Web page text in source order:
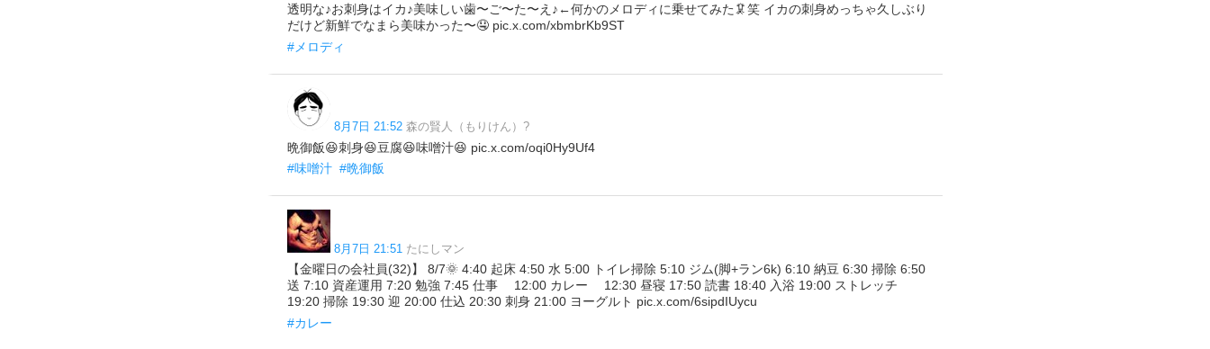
透明な♪お刺身はイカ♪美味しい歯〜ご〜た〜え♪←何かのメロディに乗せてみた🦑笑 イカの刺身めっちゃ久しぶり
だけど新鮮でなまら美味かった〜🤤 pic.x.com/xbmbrKb9ST
#メロディ
8月7日 21:52 森の賢人（もりけん）?
晩御飯😆刺身😆豆腐😆味噌汁😆 pic.x.com/oqi0Hy9Uf4
#味噌汁 #晩御飯
8月7日 21:51 たにしマン
【金曜日の会社員(32)】 8/7🌞 4:40 起床 4:50 水 5:00 トイレ掃除 5:10 ジム(脚+ラン6k) 6:10 納豆 6:30 掃除 6:50
送 7:10 資産運用 7:20 勉強 7:45 仕事 12:00 カレー 12:30 昼寝 17:50 読書 18:40 入浴 19:00 ストレッチ
19:20 掃除 19:30 迎 20:00 仕込 20:30 刺身 21:00 ヨーグルト pic.x.com/6sipdIUycu
#カレー